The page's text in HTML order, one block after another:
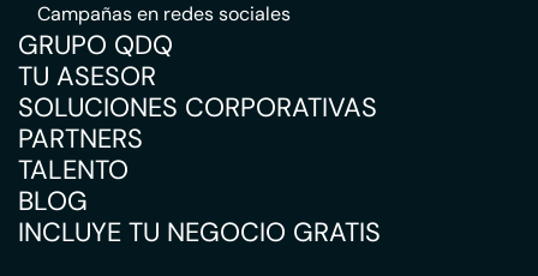
Campañas en redes sociales
GRUPO QDQ
TU ASESOR
SOLUCIONES CORPORATIVAS
PARTNERS
TALENTO
BLOG
INCLUYE TU NEGOCIO GRATIS